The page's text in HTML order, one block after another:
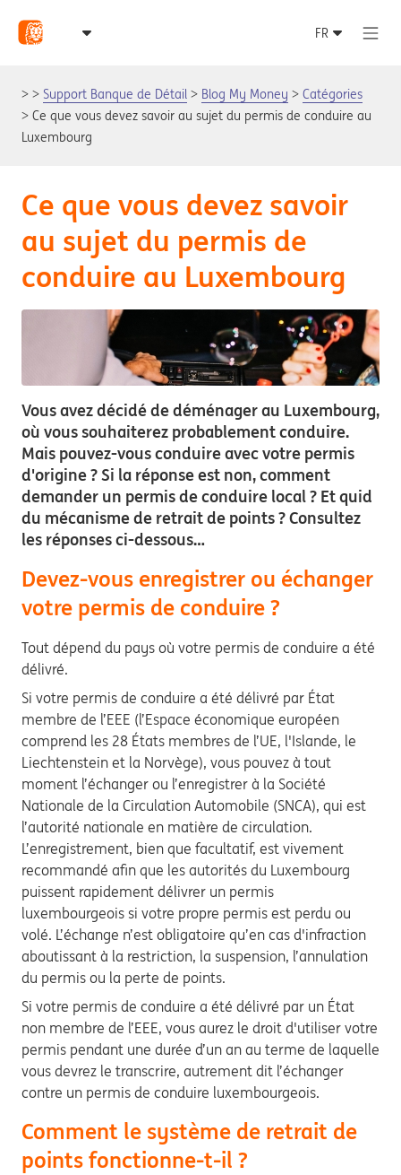
Support Banque de Détail Blog My Money
Catégories
Ce que vous devez savoir au sujet du permis de conduire au
Luxembourg
Ce que vous devez savoir
au sujet du permis de
conduire au Luxembourg
Vous avez décidé de déménager au Luxembourg,
où vous souhaiterez probablement conduire.
Mais pouvez-vous conduire avec votre permis
d'origine ? Si la réponse est non, comment
demander un permis de conduire local ? Et quid
du mécanisme de retrait de points ? Consultez
les réponses ci-dessous…
Devez-vous enregistrer ou échanger
votre permis de conduire ?
Tout dépend du pays où votre permis de conduire a été
délivré.
Si votre permis de conduire a été délivré par État
membre de l’EEE (l’Espace économique européen
comprend les 28 États membres de l’UE, l'Islande, le
Liechtenstein et la Norvège), vous pouvez à tout
moment l’échanger ou l’enregistrer à la Société
Nationale de la Circulation Automobile (SNCA), qui est
l’autorité nationale en matière de circulation.
L’enregistrement, bien que facultatif, est vivement
recommandé afin que les autorités du Luxembourg
puissent rapidement délivrer un permis
luxembourgeois si votre propre permis est perdu ou
volé. L’échange n’est obligatoire qu’en cas d'infraction
aboutissant à la restriction, la suspension, l’annulation
du permis ou la perte de points.
Si votre permis de conduire a été délivré par un État
non membre de l’EEE, vous aurez le droit d'utiliser votre
permis pendant une durée d’un an au terme de laquelle
vous devrez le transcrire, autrement dit l’échanger
contre un permis de conduire luxembourgeois.
Comment le système de retrait de
points fonctionne-t-il ?